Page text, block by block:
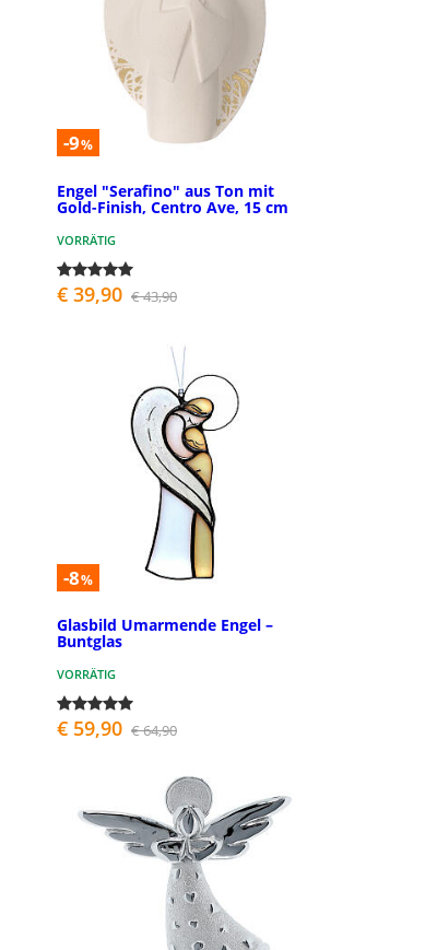
-9%
Engel "Serafino" aus Ton mit
Gold-Finish, Centro Ave, 15 cm
VORRÄTIG
€ 39,90 € 43,90
-8%
Glasbild Umarmende Engel –
Buntglas
VORRÄTIG
€ 59,90 € 64,90